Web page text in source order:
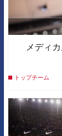
メディ
トップチーム